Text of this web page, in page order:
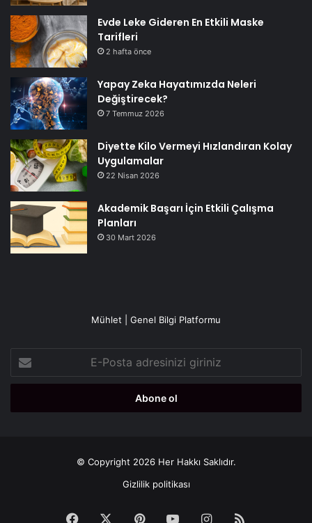
Evde Leke Gideren En Etkili Maske
Tarifleri
2 hafta önce
Yapay Zeka Hayatımızda Neleri
Değiştirecek?
7 Temmuz 2026
Diyette Kilo Vermeyi Hızlandıran Kolay
Uygulamalar
22 Nisan 2026
Akademik Başarı İçin Etkili Çalışma
Planları
30 Mart 2026
Mühlet | Genel Bilgi Platformu
E-
Posta
adresinizi
© Copyright 2026 Her Hakkı Saklıdır.
Gizlilik politikası
Facebook PinterestYouTubeInstagram